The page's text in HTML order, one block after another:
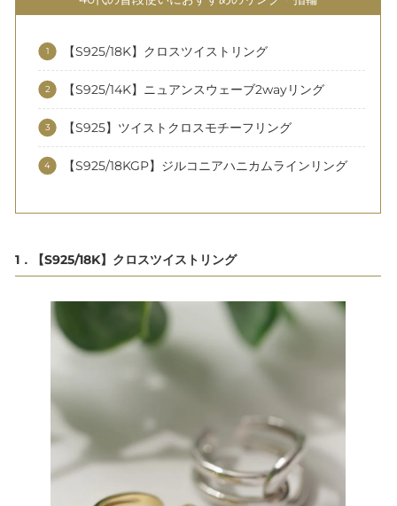
【S925/18K】クロスツイストリング
【S925/14K】ニュアンスウェーブ2wayリング
【S925】ツイストクロスモチーフリング
【S925/18KGP】ジルコニアハニカムラインリング
1．【S925/18K】クロスツイストリング